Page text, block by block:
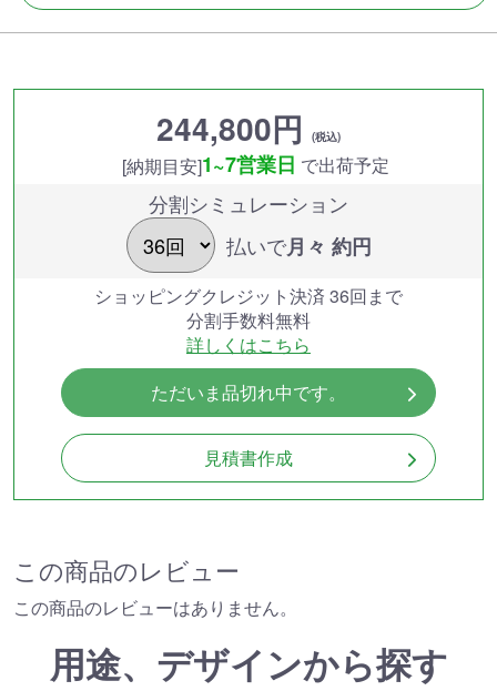
244,800円 (税込)
[納期目安]1~7営業日 で出荷予定
分割シミュレーション
払いで月々 約円
ショッピングクレジット決済 36回まで
分割手数料無料
詳しくはこちら
ただいま品切れ中です。
見積書作成
この商品のレビュー
この商品のレビューはありません。
用途、デザインから探す